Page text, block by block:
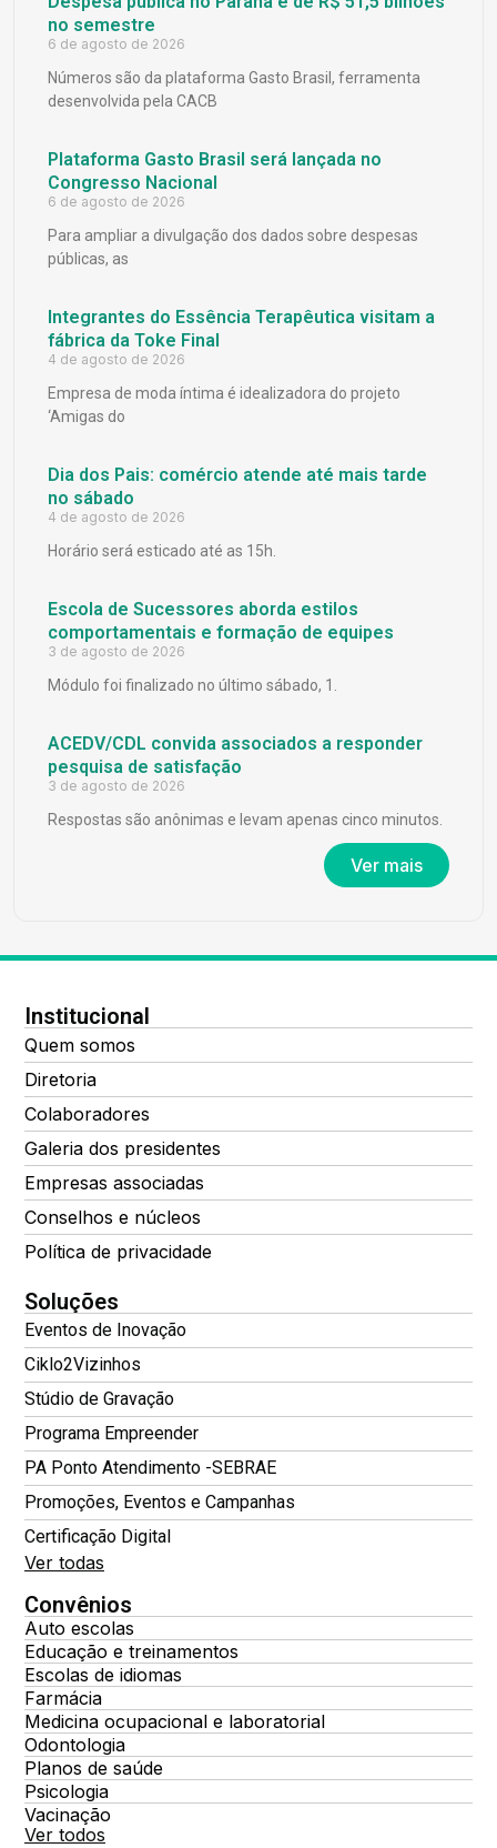
no semestre
6 de agosto de 2026
Números são da plataforma Gasto Brasil, ferramenta
desenvolvida pela CACB
Plataforma Gasto Brasil será lançada no
Congresso Nacional
6 de agosto de 2026
Para ampliar a divulgação dos dados sobre despesas
públicas, as
Integrantes do Essência Terapêutica visitam a
fábrica da Toke Final
4 de agosto de 2026
Empresa de moda íntima é idealizadora do projeto
‘Amigas do
Dia dos Pais: comércio atende até mais tarde
no sábado
4 de agosto de 2026
Horário será esticado até as 15h.
Escola de Sucessores aborda estilos
comportamentais e formação de equipes
3 de agosto de 2026
Módulo foi finalizado no último sábado, 1.
ACEDV/CDL convida associados a responder
pesquisa de satisfação
3 de agosto de 2026
Respostas são anônimas e levam apenas cinco minutos.
Ver mais
Institucional
Quem somos
Diretoria
Colaboradores
Galeria dos presidentes
Empresas associadas
Conselhos e núcleos
Política de privacidade
Soluções
Eventos de Inovação
Ciklo2Vizinhos
Stúdio de Gravação
Programa Empreender
PA Ponto Atendimento -SEBRAE
Promoções, Eventos e Campanhas
Certificação Digital
Ver todas
Convênios
Auto escolas
Educação e treinamentos
Escolas de idiomas
Farmácia
Medicina ocupacional e laboratorial
Odontologia
Planos de saúde
Psicologia
Vacinação
Ver todos